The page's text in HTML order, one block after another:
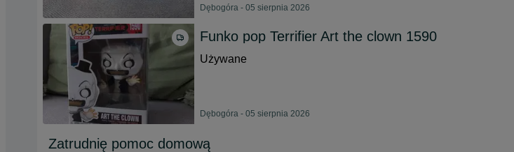
Dębogóra - 05 sierpnia 2026
Funko pop Terrifier Art the clown 1590
Używane
Dębogóra - 05 sierpnia 2026
Zatrudnię pomoc domową